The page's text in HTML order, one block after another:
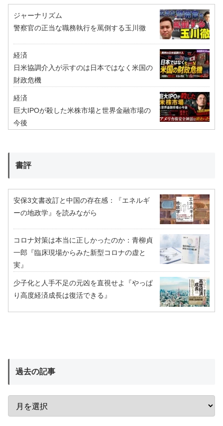
ジャーナリズム
警察官の正当な職務執行を罵倒する玉川徹
経済
日米協調介入が示すのは日本ではなく米国の
財政危機
経済
巨大IPOが殺した米株市場と世界金融市場の
今後
書評
安保3文書改訂と中国の存在感：『エネルギ
ーの地政学』を読みながら
コロナ対策は本当に正しかったのか：青柳貞
一郎『臨床現場からみた新型コロナの虚と
実』
少子化と人手不足の元凶を直視せよ『やっぱ
り高度経済成長は復活できる』
過去の記事